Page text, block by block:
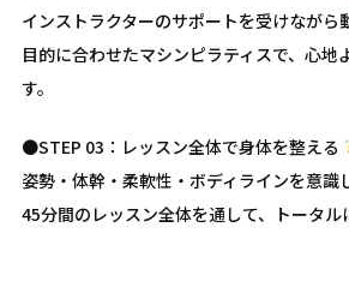
インストラクターのサポートを受けながら
目的に合わせたマシンピラティスで、心地
す。
●STEP 03：レッスン全体で身体を整える
姿勢・体幹・柔軟性・ボディラインを意識
45分間のレッスン全体を通して、トータル